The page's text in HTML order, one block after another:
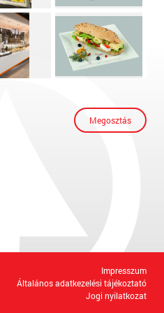
Megosztás
Impresszum
Általános adatkezelési tájékoztató
Jogi nyilatkozat